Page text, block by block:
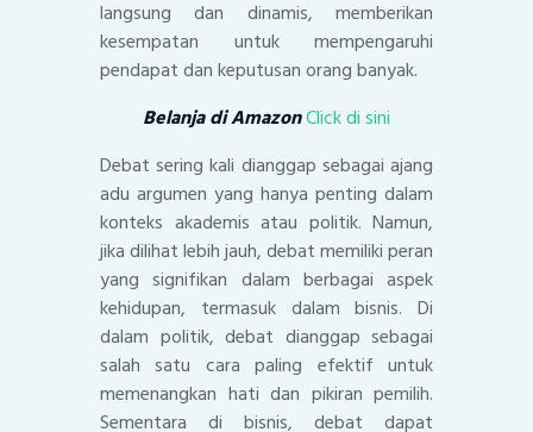
langsung dan dinamis, memberikan
kesempatan untuk mempengaruhi
pendapat dan keputusan orang banyak.
Belanja di AmazonClick di sini
Debat sering kali dianggap sebagai ajang
adu argumen yang hanya penting dalam
konteks akademis atau politik. Namun,
jika dilihat lebih jauh, debat memiliki peran
yang signifikan dalam berbagai aspek
kehidupan, termasuk dalam bisnis. Di
dalam politik, debat dianggap sebagai
salah satu cara paling efektif untuk
memenangkan hati dan pikiran pemilih.
Sementara di bisnis, debat dapat